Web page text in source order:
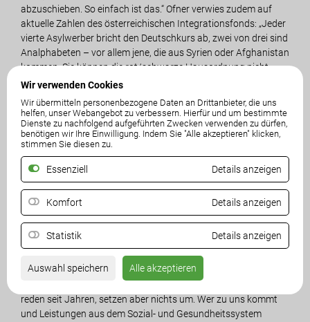
Wir verwenden Cookies
Wir übermitteln personenbezogene Daten an Drittanbieter, die uns
helfen, unser Webangebot zu verbessern. Hierfür und um bestimmte
Dienste zu nachfolgend aufgeführten Zwecken verwenden zu dürfen,
benötigen wir Ihre Einwilligung. Indem Sie "Alle akzeptieren" klicken,
stimmen Sie diesen zu.
Essenziell Details anzeigen
Komfort Details anzeigen
Statistik Details anzeigen
Auswahl speichern Alle akzeptieren
abzuschieben. So einfach ist das.“ Ofner verwies zudem auf
aktuelle Zahlen des österreichischen Integrationsfonds: „Jeder
vierte Asylwerber bricht den Deutschkurs ab, zwei von drei sind
Analphabeten – vor allem jene, die aus Syrien oder Afghanistan
kommen. Sie können die rot/schwarze Hausordnung nicht
einmal lesen.“ Die Politik von SPÖ und ÖVP sei auf ganzer Linie
Auch FPÖ-LAbg. Markus di Bernardo sieht in der Maßnahme
reinen Aktionismus: „Diese Hausordnung löst kein einziges
Problem. Sie ist der Versuch, Aktivität vorzutäuschen,
nachdem SPÖ und ÖVP jahrelang versagt haben. Die
Bevölkerung braucht Sicherheit, Klarheit und eine Politik, die
ihre Interessen vertritt - nicht Kindergartenpolitik.“ Die FPÖ
fordert stattdessen klare Konsequenzen: „Unsere Antwort
lautet: Abschiebung, Abschiebung, Abschiebung. Remigration
ist die Notwendigkeit der Stunde. Wer kein Asylrecht hat, muss
rasch und konsequent rückgeführt werden.“
reden seit Jahren, setzen aber nichts um. Wer zu uns kommt
und Leistungen aus dem Sozial- und Gesundheitssystem